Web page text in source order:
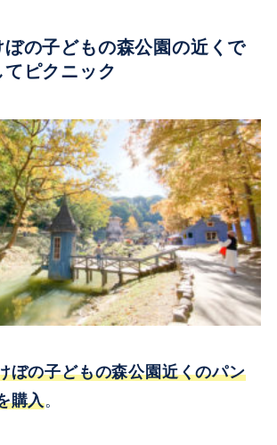
ぼの子どもの森公園の近くで
ピクニック
ぼの子どもの森公園近くのパン
購入。